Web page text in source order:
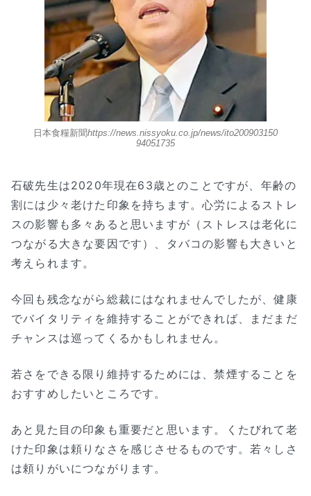
日本食糧新聞https://news.nissyoku.co.jp/news/ito200903150
94051735
石破先生は2020年現在63歳とのことですが、年齢の
割には少々老けた印象を持ちます。心労によるストレ
スの影響も多々あると思いますが（ストレスは老化に
つながる大きな要因です）、タバコの影響も大きいと
考えられます。
今回も残念ながら総裁にはなれませんでしたが、健康
でバイタリティを維持することができれば、まだまだ
チャンスは巡ってくるかもしれません。
若さをできる限り維持するためには、禁煙することを
おすすめしたいところです。
あと見た目の印象も重要だと思います。くたびれて老
けた印象は頼りなさを感じさせるものです。若々しさ
は頼りがいにつながります。